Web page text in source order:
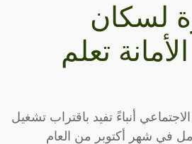
لسكان
تعلم
أنباءً تفيد باقتراب تشغيل
في شهر أكتوبر من العام